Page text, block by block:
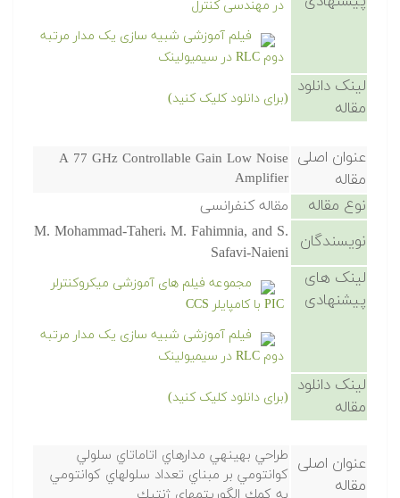
در مهندسی کنترل
فیلم آموزشی شبیه سازی یک مدار مرتبه
دوم RLC در سیمیولینک
لینک دانلود
مقاله
(برای دانلود کلیک کنید)
عنوان اصلی
مقاله
A 77 GHz Controllable Gain Low Noise
Amplifier
نوع مقاله مقاله کنفرانسی
نویسندگان
M. Mohammad-Taheri، M. Fahimnia, and S.
Safavi-Naieni
لینک های
پیشنهادی
مجموعه فیلم های آموزشی میکروکنترلر
PIC با کامپایلر CCS
فیلم آموزشی شبیه سازی یک مدار مرتبه
دوم RLC در سیمیولینک
لینک دانلود
مقاله
(برای دانلود کلیک کنید)
عنوان اصلی
مقاله
طراحي بهينهي مدارهاي اتاماتاي سلولي
كوانتومي بر مبناي تعداد سلولهاي كوانتومي